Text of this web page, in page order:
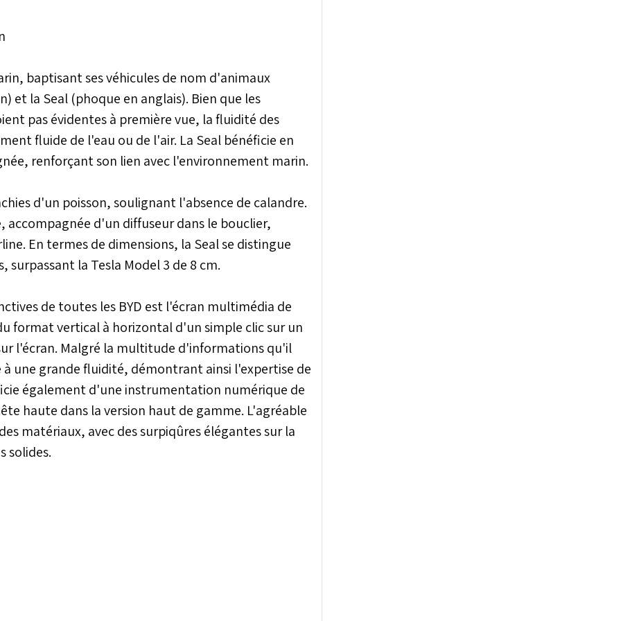
baptisant ses véhicules de nom d'animaux
et la Seal (phoque en anglais). Bien que les
pas évidentes à première vue, la fluidité des
fluide de l'eau ou de l'air. La Seal bénéficie en
renforçant son lien avec l'environnement marin.
d'un poisson, soulignant l'absence de calandre.
d'un diffuseur dans le bouclier,
En termes de dimensions, la Seal se distingue
la Tesla Model 3 de 8 cm.
de toutes les BYD est l'écran multimédia de
format vertical à horizontal d'un simple clic sur un
l'écran. Malgré la multitude d'informations qu'il
une grande fluidité, démontrant ainsi l'expertise de
également d'une instrumentation numérique de
haute dans la version haut de gamme. L'agréable
matériaux, avec des surpiqûres élégantes sur la
solides.